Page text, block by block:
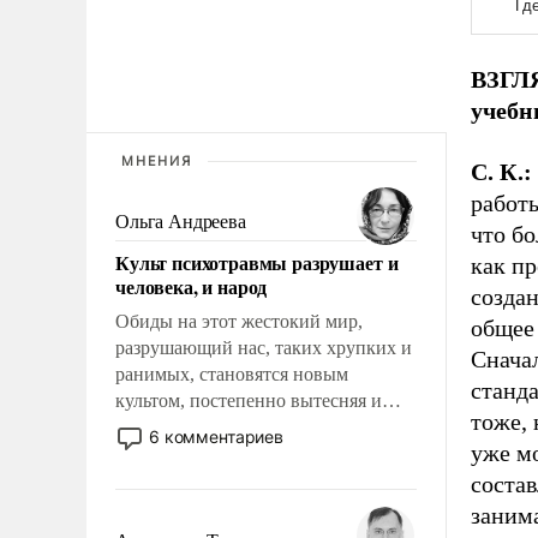
МНЕНИЯ
Ольга Андреева
Культ психотравмы разрушает и
человека, и народ
Обиды на этот жестокий мир,
разрушающий нас, таких хрупких и
ранимых, становятся новым
культом, постепенно вытесняя и
отменяя традиционное требование к
человеку – быть мужественным и
на себя ответственность, помогать
слабым, идти вперед и
6 комментариев
С. К.:
что
как
общее
тоже,
уже